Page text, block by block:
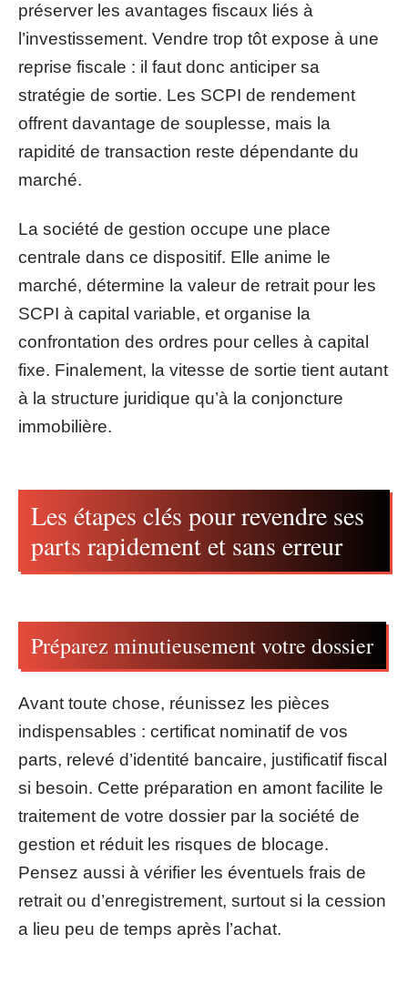
préserver les avantages fiscaux liés à
l’investissement. Vendre trop tôt expose à une
reprise fiscale : il faut donc anticiper sa
stratégie de sortie. Les SCPI de rendement
offrent davantage de souplesse, mais la
rapidité de transaction reste dépendante du
marché.
La société de gestion occupe une place
centrale dans ce dispositif. Elle anime le
marché, détermine la valeur de retrait pour les
SCPI à capital variable, et organise la
confrontation des ordres pour celles à capital
fixe. Finalement, la vitesse de sortie tient autant
à la structure juridique qu’à la conjoncture
immobilière.
Les étapes clés pour revendre ses
parts rapidement et sans erreur
Préparez minutieusement votre dossier
Avant toute chose, réunissez les pièces
indispensables : certificat nominatif de vos
parts, relevé d’identité bancaire, justificatif fiscal
si besoin. Cette préparation en amont facilite le
traitement de votre dossier par la société de
gestion et réduit les risques de blocage.
Pensez aussi à vérifier les éventuels frais de
retrait ou d’enregistrement, surtout si la cession
a lieu peu de temps après l’achat.